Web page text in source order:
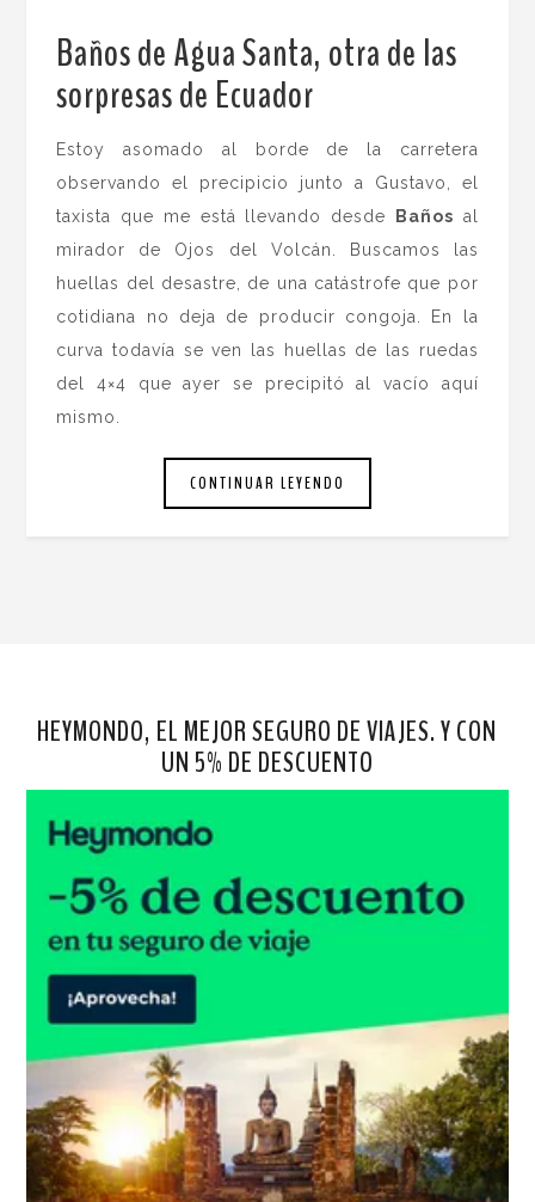
Baños de Agua Santa, otra de las
sorpresas de Ecuador
Estoy asomado al borde de la carretera
observando el precipicio junto a Gustavo, el
taxista que me está llevando desde
Baños al
mirador de Ojos del Volcán. Buscamos las
huellas del desastre, de una catástrofe que por
cotidiana no deja de producir congoja. En la
curva todavía se ven las huellas de las ruedas
del 4×4 que ayer se precipitó al vacío aquí
mismo.
CONTINUAR LEYENDO
HEYMONDO, EL MEJOR SEGURO DE VIAJES. Y CON
UN 5% DE DESCUENTO